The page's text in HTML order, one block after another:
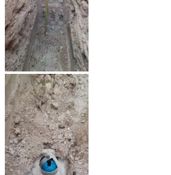
Assainissement
Non Collectif
Aude